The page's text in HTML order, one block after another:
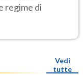
regime di
Vedi
tutte